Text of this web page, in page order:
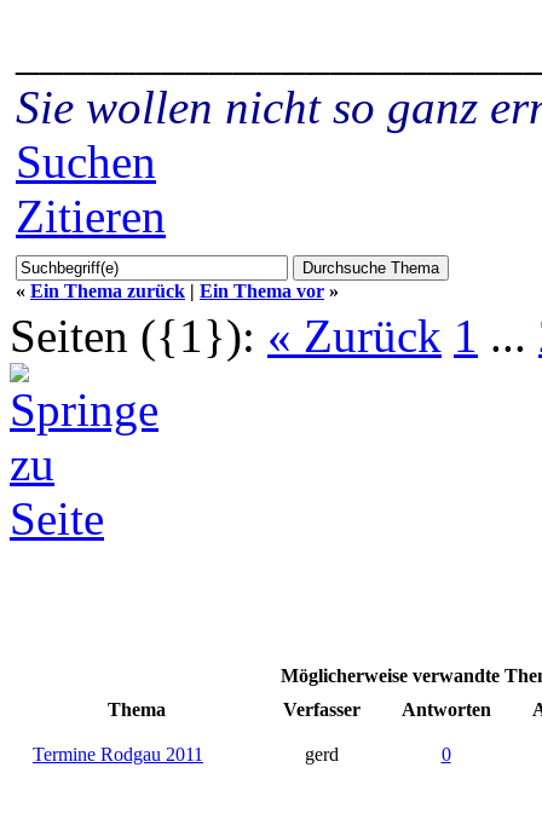
Sie wollen nicht so ganz
Suchen
Zitieren
« Ein Thema zurück | Ein Thema vor »
Seiten ({1}): « Zurück 1 ...
Möglicherweise verwandte
Thema
Verfasser Antworten
Termine Rodgau 2011 gerd 0